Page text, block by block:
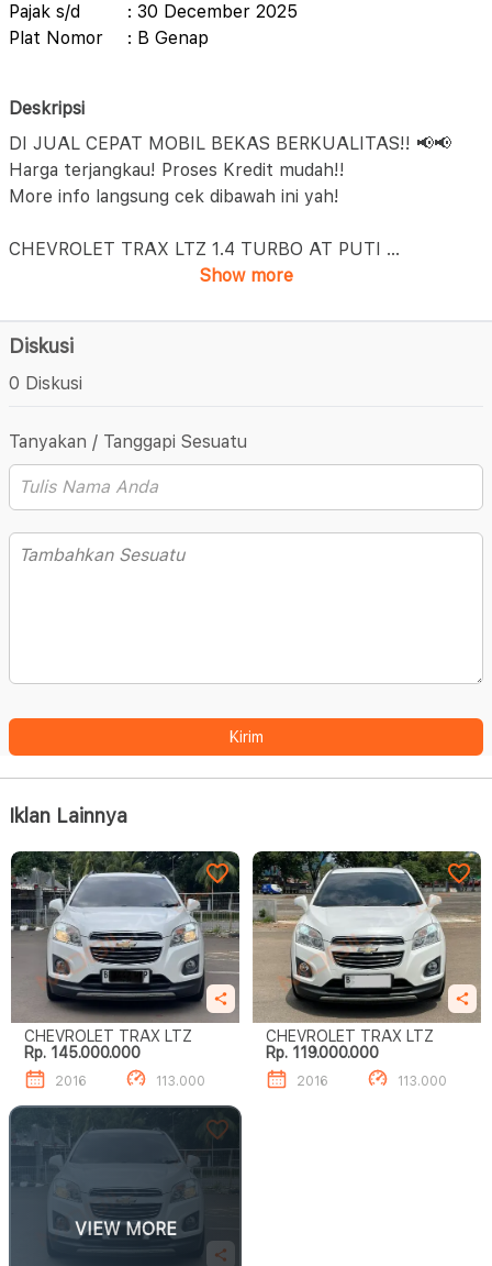
Pajak s/d
: 30 December 2025
Plat Nomor
: B Genap
Deskripsi
DI JUAL CEPAT MOBIL BEKAS BERKUALITAS!! 📢📢
Harga terjangkau! Proses Kredit mudah!!
More info langsung cek dibawah ini yah!
CHEVROLET TRAX LTZ 1.4 TURBO AT PUTI ...
Show more
Diskusi
0 Diskusi
Tanyakan / Tanggapi Sesuatu
Kirim
Iklan Lainnya
CHEVROLET TRAX LTZ
Rp. 145.000.000
2016 113.000
CHEVROLET TRAX LTZ
Rp. 119.000.000
2016 113.000
VIEW MORE